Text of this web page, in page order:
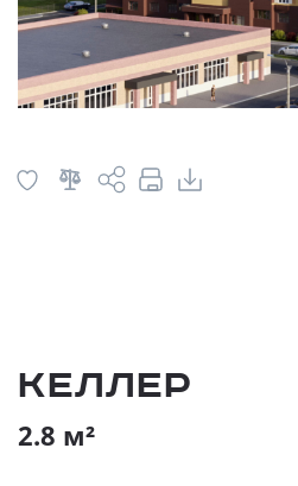
Келлер
2.8 м²